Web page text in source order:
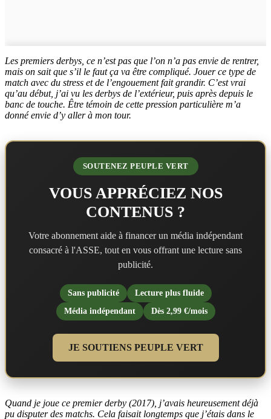
Les premiers derbys, ce n’est pas que l’on n’a pas envie de rentrer,
mais on sait que s’il le faut ça va être compliqué. Jouer ce type de
match avec du stress et de l’engouement fait grandir. C’est vrai
qu’au début, j’ai vu les derbys de l’extérieur, puis après depuis le
banc de touche. Être témoin de cette pression particulière m’a
donné envie d’y aller à mon tour.
SOUTENEZ PEUPLE VERT
VOUS APPRÉCIEZ NOS
CONTENUS ?
Votre abonnement aide à financer un média indépendant
consacré à l'ASSE, tout en vous offrant une lecture sans
publicité.
Sans publicité
Lecture plus fluide
Média indépendant
Dès 2,99 €/mois
JE SOUTIENS PEUPLE VERT
Quand je joue ce premier derby (2017), j’avais heureusement déjà
pu disputer des matchs. Cela faisait longtemps que j’étais dans le